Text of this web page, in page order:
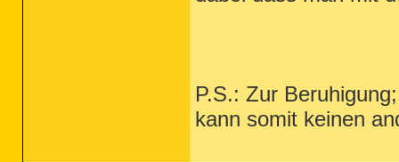
P.S.: Zur
kann somit keinen